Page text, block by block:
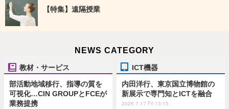
【特集】遠隔授業
NEWS CATEGORY
教材・サービス
部活動地域移行、指導の質を
可視化…CIN GROUPとFCEが
業務提携
ICT機器
内田洋行、東京国立博物館の
新展示で専門知とICTを融合
2026.7.17 Fri 13:15